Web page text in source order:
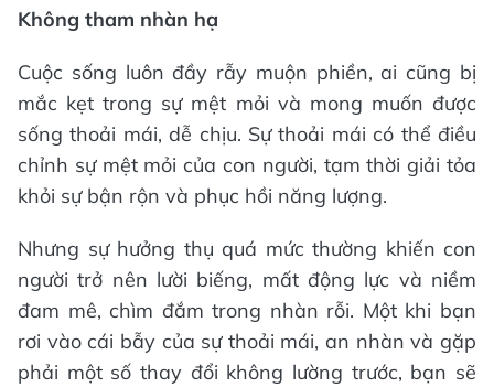
Không tham nhàn hạ
Cuộc sống luôn đầy rẫy muộn phiền, ai cũng bị
mắc kẹt trong sự mệt mỏi và mong muốn được
sống thoải mái, dễ chịu. Sự thoải mái có thể điều
chỉnh sự mệt mỏi của con người, tạm thời giải tỏa
khỏi sự bận rộn và phục hồi năng lượng.
Nhưng sự hưởng thụ quá mức thường khiến con
người trở nên lười biếng, mất động lực và niềm
đam mê, chìm đắm trong nhàn rỗi. Một khi bạn
rơi vào cái bẫy của sự thoải mái, an nhàn và gặp
phải một số thay đổi không lường trước, bạn sẽ